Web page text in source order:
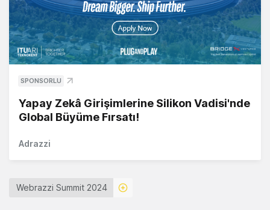
SPONSORLU
Yapay Zekâ Girişimlerine Silikon Vadisi'nde
Global Büyüme Fırsatı!
Adrazzi
Webrazzi Summit 2024